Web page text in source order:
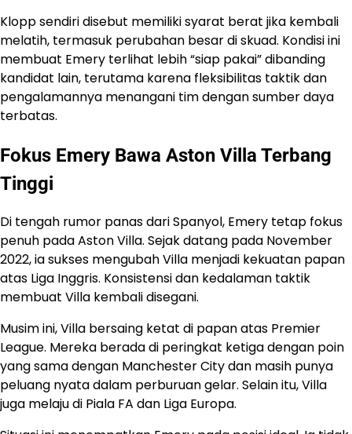
Klopp sendiri disebut memiliki syarat berat jika kembali
melatih, termasuk perubahan besar di skuad. Kondisi ini
membuat Emery terlihat lebih “siap pakai” dibanding
kandidat lain, terutama karena fleksibilitas taktik dan
pengalamannya menangani tim dengan sumber daya
terbatas.
Fokus Emery Bawa Aston Villa Terbang
Tinggi
Di tengah rumor panas dari Spanyol, Emery tetap fokus
penuh pada Aston Villa. Sejak datang pada November
2022, ia sukses mengubah Villa menjadi kekuatan papan
atas Liga Inggris. Konsistensi dan kedalaman taktik
membuat Villa kembali disegani.
Musim ini, Villa bersaing ketat di papan atas Premier
League. Mereka berada di peringkat ketiga dengan poin
yang sama dengan Manchester City dan masih punya
peluang nyata dalam perburuan gelar. Selain itu, Villa
juga melaju di Piala FA dan Liga Europa.